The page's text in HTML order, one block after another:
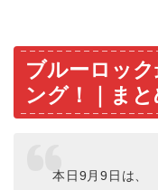
ブルーロッ
ング！｜まと
本日9月9日は、